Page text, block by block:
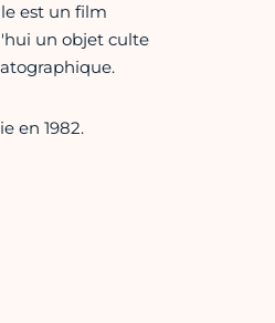
est un film
un objet culte
en 1982.